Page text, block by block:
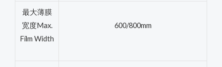
最大薄膜
宽度Max.
Film Width
600/800mm